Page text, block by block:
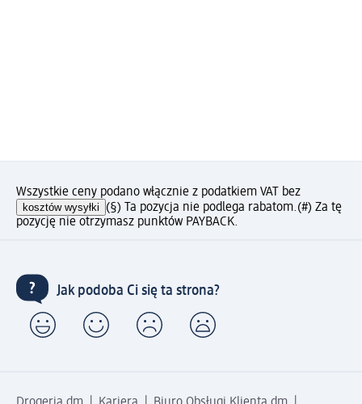
Wszystkie ceny podano włącznie z podatkiem VAT bez
kosztów wysyłki (§) Ta pozycja nie podlega rabatom.(#) Za tę
pozycję nie otrzymasz punktów PAYBACK.
Jak podoba Ci się ta strona?